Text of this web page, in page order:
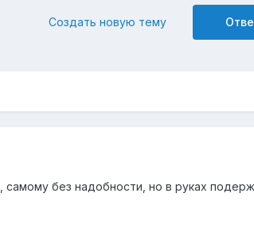
Создать новую тему
без надобности, но в руках